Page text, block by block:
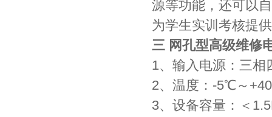
源等功能，还可以
为学生实训考核提
三 网孔型高级维修
1、输入电源：三
2、温度：-5℃～
3、设备容量：＜